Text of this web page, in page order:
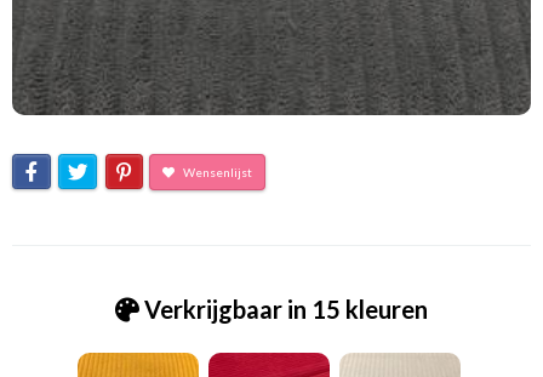
Wensenlijst
Verkrijgbaar in 15 kleuren